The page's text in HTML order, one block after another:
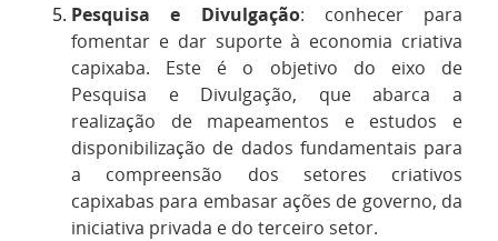
Pesquisa e Divulgação: conhecer para
fomentar e dar suporte à economia criativa
capixaba. Este é o objetivo do eixo de
Pesquisa e Divulgação, que abarca a
realização de mapeamentos e estudos e
disponibilização de dados fundamentais para
a compreensão dos setores criativos
capixabas para embasar ações de governo, da
iniciativa privada e do terceiro setor.